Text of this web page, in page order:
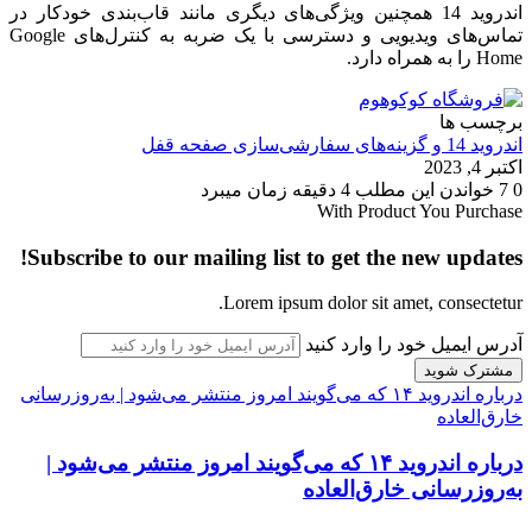
اندروید 14 همچنین ویژگی‌های دیگری مانند قاب‌بندی خودکار در
تماس‌های ویدیویی و دسترسی با یک ضربه به کنترل‌های Google
Home را به همراه دارد.
برچسب ها
اندروید 14 و گزینه‌های سفارشی‌سازی صفحه قفل
اکتبر 4, 2023
0
خواندن این مطلب 4 دقیقه زمان میبرد
With Product You Purchase
Subscribe to our mailing list to get the new updates!
Lorem ipsum dolor sit amet, consectetur.
آدرس ایمیل خود را وارد کنید
درباره اندروید ۱۴ که می‌گویند امروز منتشر می‌شود | به‌روزرسانی
خارق‌العاده
درباره اندروید ۱۴ که می‌گویند امروز منتشر می‌شود |
به‌روزرسانی خارق‌العاده